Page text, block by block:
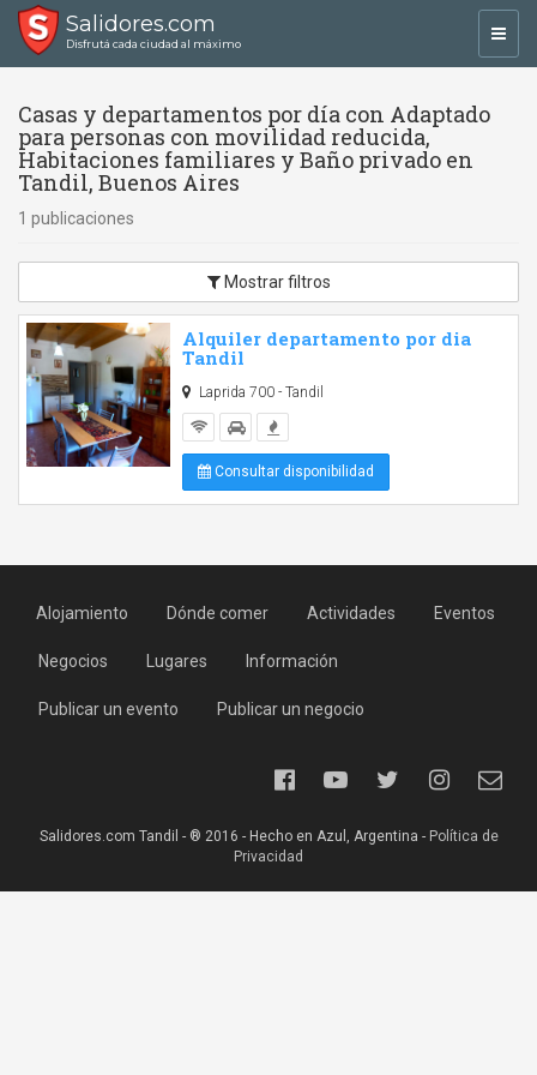
Salidores.com
Disfrutá cada ciudad al máximo
Casas y departamentos por día con Adaptado
para personas con movilidad reducida,
Habitaciones familiares y Baño privado en
Tandil, Buenos Aires
1 publicaciones
Mostrar filtros
Alquiler departamento por dia
Tandil
Laprida 700 - Tandil
Consultar disponibilidad
Alojamiento Dónde comer Actividades Eventos
Negocios Lugares Información
Publicar un evento Publicar un negocio
Salidores.com Tandil - ® 2016 - Hecho en Azul, Argentina - Política de
Privacidad